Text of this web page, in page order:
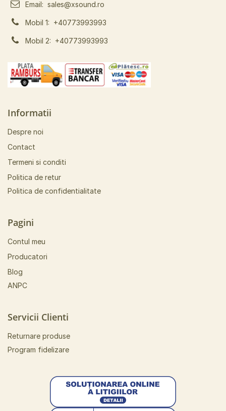
Email: sales@xsound.ro
Mobil 1: +40773993993
Mobil 2: +40773993993
Informatii
Despre noi
Contact
Termeni si conditi
Politica de retur
Politica de confidentialitate
Pagini
Contul meu
Producatori
Blog
ANPC
Servicii Clienti
Returnare produse
Program fidelizare